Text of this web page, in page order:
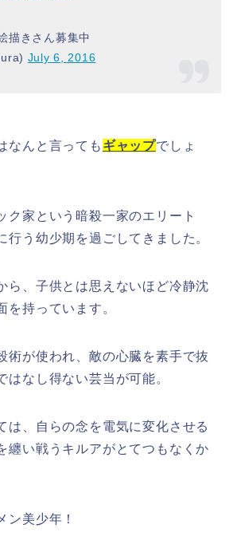
描きさん募集中
July 6, 2016
なんと言っても ギャップでしょ
ク家という暗殺一家のエリート
行う幼少期を過ごしてきました。
ら、子供とは思えないほど冷静沈
を持っています。
術が使われ、敵の心臓を素手で抜
はなし得ない芸当が可能。
は、自らの念を電気に変化させる
纏い戦うキルアがとてつもなくか
ン美少年！